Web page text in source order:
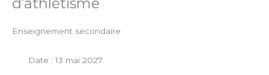
Enseignement secondaire
Date : 13 mai 2027